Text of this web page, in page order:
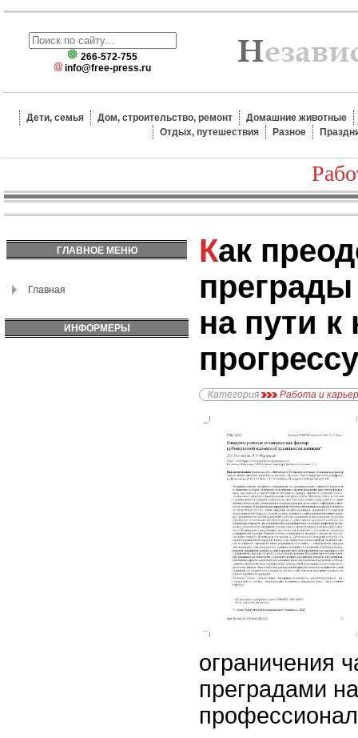
266-572-755
info@free-press.ru
Дети, семья Дом, строительство, ремонт
Домашние животные
Отдых, путешествия
Разное
ГЛАВНОЕ МЕНЮ
Главная
ИНФОРМЕРЫ
Как преодолеть
на пути к
прогрессу
Категория Работа и
ограничения
преградами